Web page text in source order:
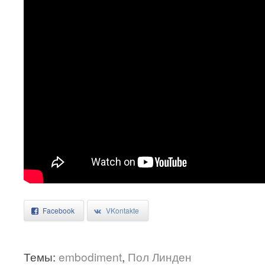
Facebook VKontakte
Темы: embodiment, Пол Линден